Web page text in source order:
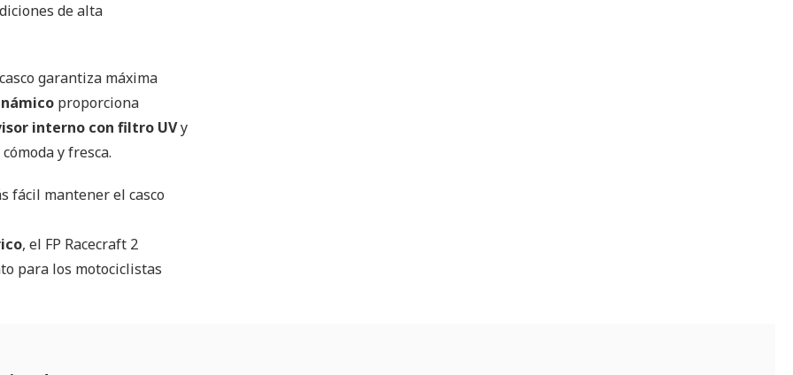
de alta
garantiza máxima
proporciona
interno con filtro UVy
y fresca.
fácil mantener el casco
, el FP Racecraft 2
para los motociclistas